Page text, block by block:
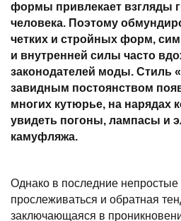
формы привлекает взгляды
человека. Поэтому
четких и стройных форм,
и внутренней силы часто
законодателей моды. Стиль
завидным постоянством
многих кутюрье, на нарядах
увидеть погоны, лампасы и
камуфляжа.
Однако в последние непростые
прослеживаться и обратная
заключающаяся в